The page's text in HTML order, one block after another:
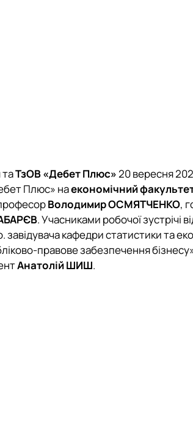
таТзОВ «Дебет Плюс»20 вересня
Плюс» наекономічний
Володимир ОСМЯТЧЕНКО,
. Учасниками робочої зустрічі
завідувача кафедри статистики та
правове забезпечення
Анатолій ШИШ.